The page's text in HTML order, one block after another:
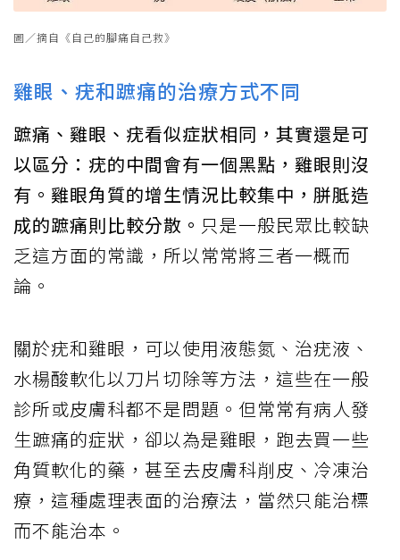
圖／摘自《自己的腳痛自己救》
雞眼、疣和蹠痛的治療方式不同
蹠痛、雞眼、疣看似症狀相同，其實還是可
以區分：疣的中間會有一個黑點，雞眼則沒
有。雞眼角質的增生情況比較集中，胼胝造
成的蹠痛則比較分散。 只是一般民眾比較缺
乏這方面的常識，所以常常將三者一概而
論。
關於疣和雞眼，可以使用液態氮、治疣液、
水楊酸軟化以刀片切除等方法，這些在一般
診所或皮膚科都不是問題。但常常有病人發
生蹠痛的症狀，卻以為是雞眼，跑去買一些
角質軟化的藥，甚至去皮膚科削皮、冷凍治
療，這種處理表面的治療法，當然只能治標
而不能治本。